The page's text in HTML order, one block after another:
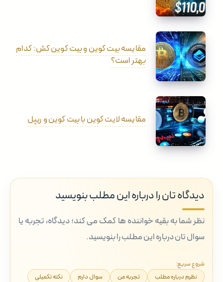
مقایسه بیت کوین و بیت کوین کش: کدام
بهتر است؟
مقایسه لایت کوین با بیت کوین و ریپل
دیدگاه تان را درباره این مطلب بنویسید
نظر شما به بقیه خواننده ها کمک می کند؛ دیدگاه، تجربه یا
سوال تان درباره این مطلب را بنویسید.
شروع سریع:
نظرم درباره مطلب
تجربه من سوال دارم
نکته تکمیلی